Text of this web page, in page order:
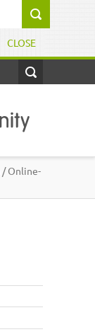
CLOSE
/ Online-